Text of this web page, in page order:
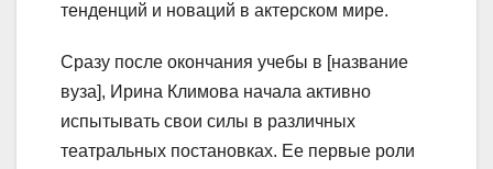
тенденций и новаций в актерском мире.
Сразу после окончания учебы в [название
вуза], Ирина Климова начала активно
испытывать свои силы в различных
театральных постановках. Ее первые роли